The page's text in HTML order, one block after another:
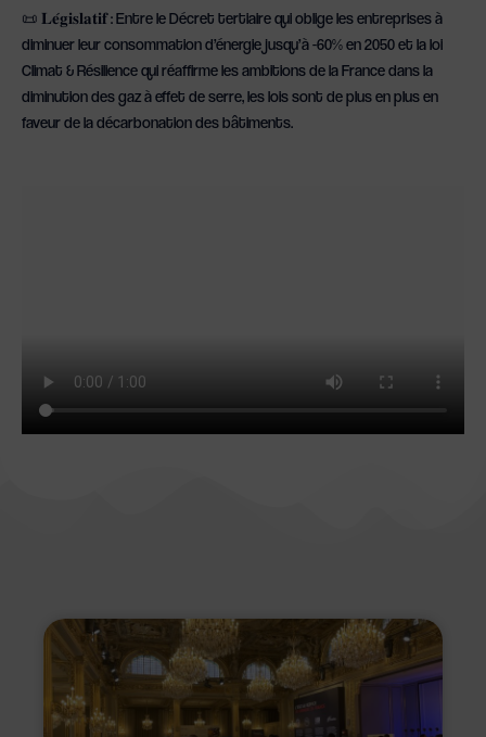
📜 𝐋𝐞́𝐠𝐢𝐬𝐥𝐚𝐭𝐢𝐟 : Entre le Décret tertiaire qui oblige les entreprises à
diminuer leur consommation d’énergie jusqu’à -60% en 2050 et la loi
Climat & Résilience qui réaffirme les ambitions de la France dans la
diminution des gaz à effet de serre, les lois sont de plus en plus en
faveur de la décarbonation des bâtiments.